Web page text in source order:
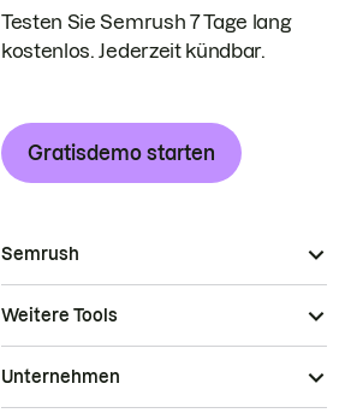
Testen Sie Semrush 7 Tage lang
kostenlos. Jederzeit kündbar.
Gratisdemo starten
Semrush
Weitere Tools
Unternehmen